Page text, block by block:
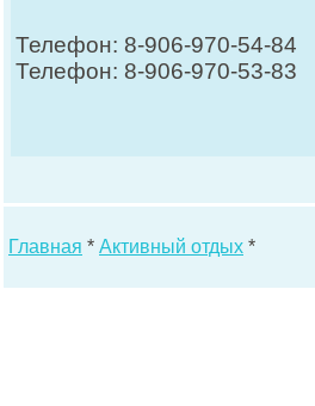
Телефон: 8-906-970-54-84
Телефон: 8-906-970-53-83
Главная * Активный отдых *